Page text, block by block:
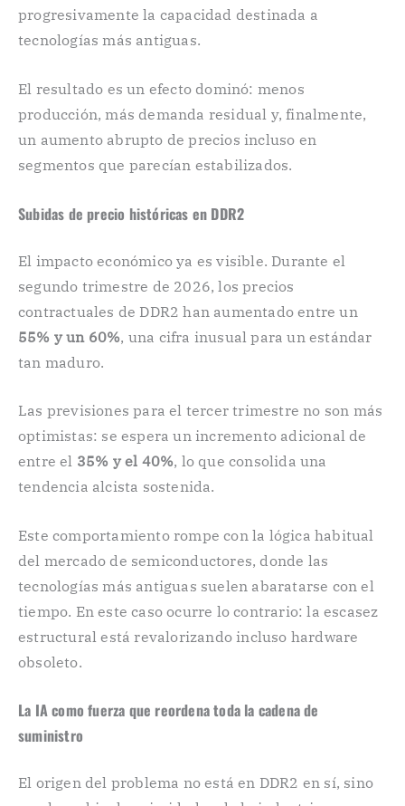
progresivamente la capacidad destinada a
tecnologías más antiguas.
El resultado es un efecto dominó: menos
producción, más demanda residual y, finalmente,
un aumento abrupto de precios incluso en
segmentos que parecían estabilizados.
Subidas de precio históricas en DDR2
El impacto económico ya es visible. Durante el
segundo trimestre de 2026, los precios
contractuales de DDR2 han aumentado entre un
55% y un 60%, una cifra inusual para un estándar
tan maduro.
Las previsiones para el tercer trimestre no son más
optimistas: se espera un incremento adicional de
entre el 35% y el 40%, lo que consolida una
tendencia alcista sostenida.
Este comportamiento rompe con la lógica habitual
del mercado de semiconductores, donde las
tecnologías más antiguas suelen abaratarse con el
tiempo. En este caso ocurre lo contrario: la escasez
estructural está revalorizando incluso hardware
obsoleto.
La IA como fuerza que reordena toda la cadena de
suministro
El origen del problema no está en DDR2 en sí, sino